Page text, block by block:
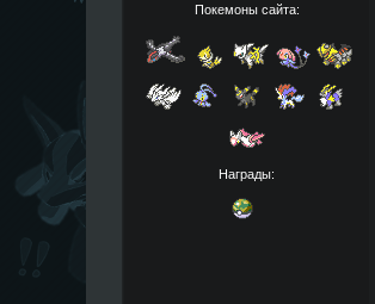
Покемоны сайта:
Награды: